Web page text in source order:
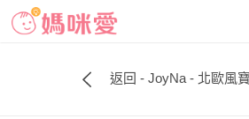
返回 - JoyNa - 北歐風